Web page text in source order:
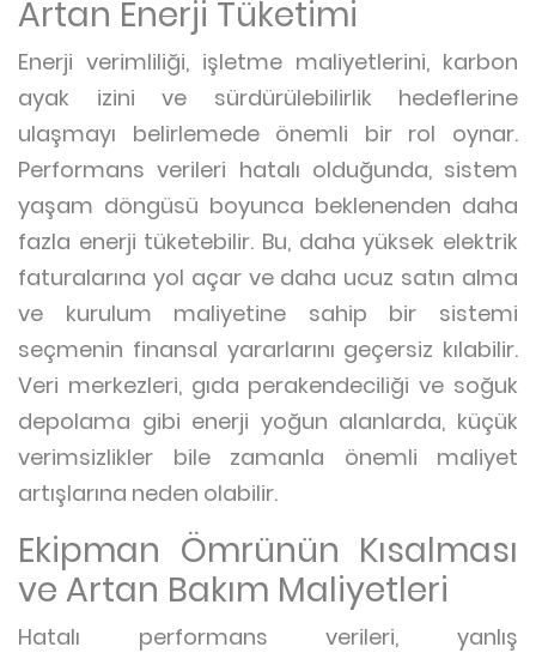
Artan Enerji Tüketimi
Enerji verimliliği, işletme maliyetlerini, karbon
ayak izini ve sürdürülebilirlik hedeflerine
ulaşmayı belirlemede önemli bir rol oynar.
Performans verileri hatalı olduğunda, sistem
yaşam döngüsü boyunca beklenenden daha
fazla enerji tüketebilir. Bu, daha yüksek elektrik
faturalarına yol açar ve daha ucuz satın alma
ve kurulum maliyetine sahip bir sistemi
seçmenin finansal yararlarını geçersiz kılabilir.
Veri merkezleri, gıda perakendeciliği ve soğuk
depolama gibi enerji yoğun alanlarda, küçük
verimsizlikler bile zamanla önemli maliyet
artışlarına neden olabilir.
Ekipman Ömrünün Kısalması
ve Artan Bakım Maliyetleri
Hatalı performans verileri, yanlış